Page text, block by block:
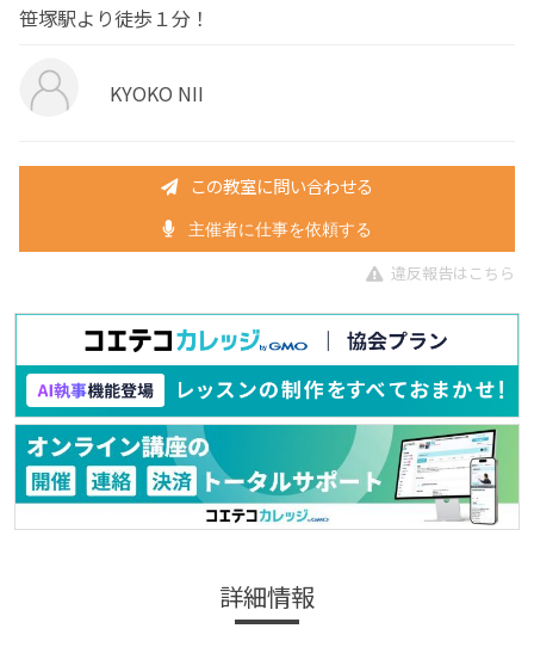
笹塚駅より徒歩１分！
KYOKO NII
この教室に問い合わせる
主催者に仕事を依頼する
違反報告はこちら
詳細情報